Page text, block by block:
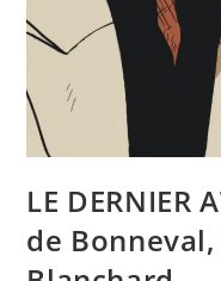
LE DERNIER
de